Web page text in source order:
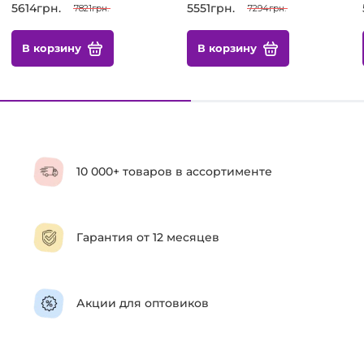
5614грн. 7821грн.
В корзину
5551грн. 7294грн.
В корзину
10 000+ товаров в ассортименте
Гарантия от 12 месяцев
Акции для оптовиков